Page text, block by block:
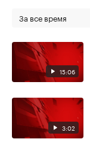
За все время
15:06
3:02